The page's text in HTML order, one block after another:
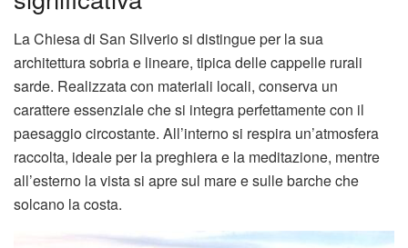
La Chiesa di San Silverio si distingue per la sua
architettura sobria e lineare, tipica delle cappelle rurali
sarde. Realizzata con materiali locali, conserva un
carattere essenziale che si integra perfettamente con il
paesaggio circostante. All’interno si respira un’atmosfera
raccolta, ideale per la preghiera e la meditazione, mentre
all’esterno la vista si apre sul mare e sulle barche che
solcano la costa.